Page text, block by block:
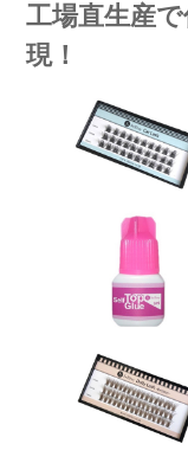
工場直生産
現！